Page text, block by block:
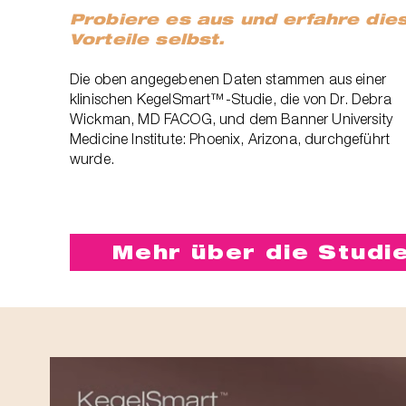
Probiere es aus und erfahre
Vorteile selbst.
Die oben angegebenen Daten stammen aus einer
klinischen KegelSmart™-Studie, die von Dr. Debra
Wickman, MD FACOG, und dem Banner University
Medicine Institute: Phoenix, Arizona, durchgeführt
wurde.
Mehr über die